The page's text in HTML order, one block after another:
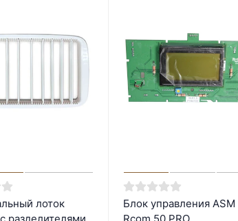
лоток
Блок управления ASM